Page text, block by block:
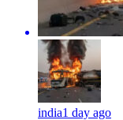
india1 day ago